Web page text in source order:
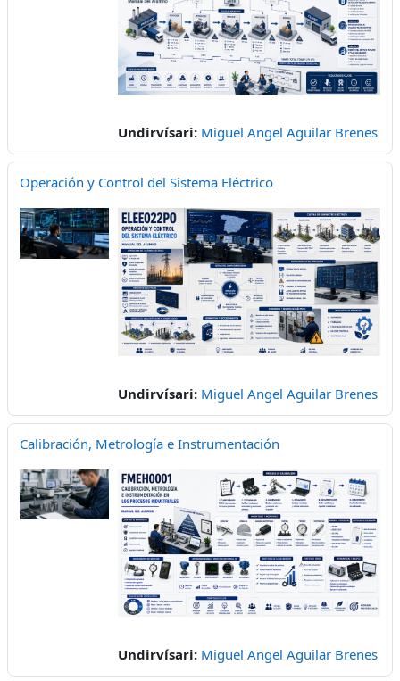
Undirvísari: Miguel Angel Aguilar Brenes
Operación y Control del Sistema Eléctrico
Undirvísari: Miguel Angel Aguilar Brenes
Calibración, Metrología e Instrumentación
Undirvísari: Miguel Angel Aguilar Brenes